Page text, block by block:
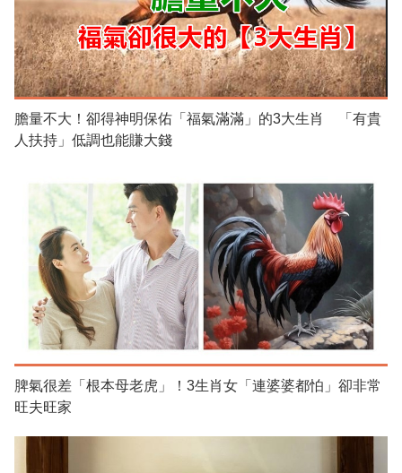
膽量不大！卻得神明保佑「福氣滿滿」的3大生肖 「有貴
人扶持」低調也能賺大錢
脾氣很差「根本母老虎」！3生肖女「連婆婆都怕」卻非常
旺夫旺家